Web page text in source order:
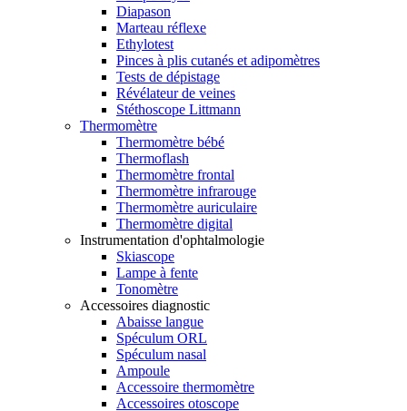
Diapason
Marteau réflexe
Ethylotest
Pinces à plis cutanés et adipomètres
Tests de dépistage
Révélateur de veines
Stéthoscope Littmann
Thermomètre
Thermomètre bébé
Thermoflash
Thermomètre frontal
Thermomètre infrarouge
Thermomètre auriculaire
Thermomètre digital
Instrumentation d'ophtalmologie
Skiascope
Lampe à fente
Tonomètre
Accessoires diagnostic
Abaisse langue
Spéculum ORL
Spéculum nasal
Ampoule
Accessoire thermomètre
Accessoires otoscope